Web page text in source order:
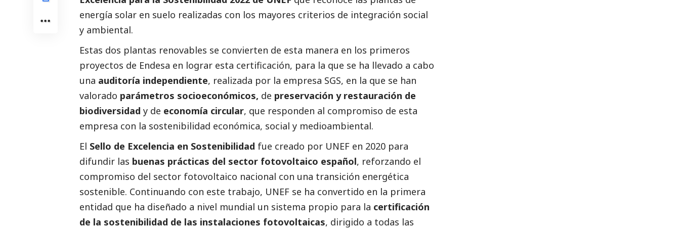
energía solar en suelo realizadas con los mayores criterios de integración social
y ambiental.
Estas dos plantas renovables se convierten de esta manera en los primeros
proyectos de Endesa en lograr esta certificación, para la que se ha llevado a cabo
una auditoría independiente, realizada por la empresa SGS, en la que se han
valorado parámetros socioeconómicos, de preservación y restauración de
biodiversidad y de economía circular, que responden al compromiso de esta
empresa con la sostenibilidad económica, social y medioambiental.
El Sello de Excelencia en Sostenibilidad fue creado por UNEF en 2020 para
difundir las buenas prácticas del sector fotovoltaico español, reforzando el
compromiso del sector fotovoltaico nacional con una transición energética
sostenible. Continuando con este trabajo, UNEF se ha convertido en la primera
entidad que ha diseñado a nivel mundial un sistema propio para la certificación
de la sostenibilidad de las instalaciones fotovoltaicas, dirigido a todas las